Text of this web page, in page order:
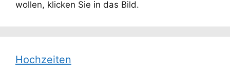
wollen, klicken Sie in das Bild.
Hochzeiten